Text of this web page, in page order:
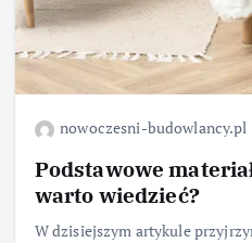
nowoczesni-budowlancy.pl
Podstawowe
warto wiedzieć?
W dzisiejszym artykule